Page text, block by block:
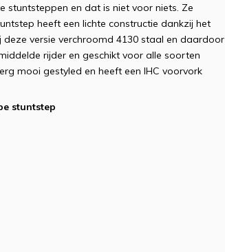
stuntsteppen en dat is niet voor niets. Ze
heeft een lichte constructie dankzij het
deze versie verchroomd 4130 staal en daardoor
rijder en geschikt voor alle soorten
mooi gestyled en heeft een IHC voorvork
stuntstep